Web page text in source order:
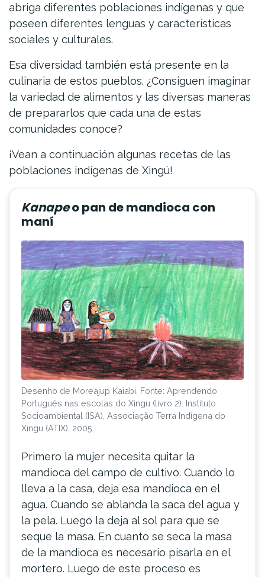
abriga diferentes poblaciones indígenas y que
poseen diferentes lenguas y características
sociales y culturales.
Esa diversidad también está presente en la
culinaria de estos pueblos. ¿Consiguen imaginar
la variedad de alimentos y las diversas maneras
de prepararlos que cada una de estas
comunidades conoce?
¡Vean a continuación algunas recetas de las
poblaciones indígenas de Xingú!
Kanapeo pan de mandioca con
maní
Desenho de Moreajup Kaiabi. Fonte: Aprendendo
Português nas escolas do Xingu (livro 2). Instituto
Socioambiental (ISA), Associação Terra Indígena do
Xingu (ATIX), 2005.
Primero la mujer necesita quitar la
mandioca del campo de cultivo. Cuando lo
lleva a la casa, deja esa mandioca en el
agua. Cuando se ablanda la saca del agua y
la pela. Luego la deja al sol para que se
seque la masa. En cuanto se seca la masa
de la mandioca es necesario pisarla en el
mortero. Luego de este proceso es